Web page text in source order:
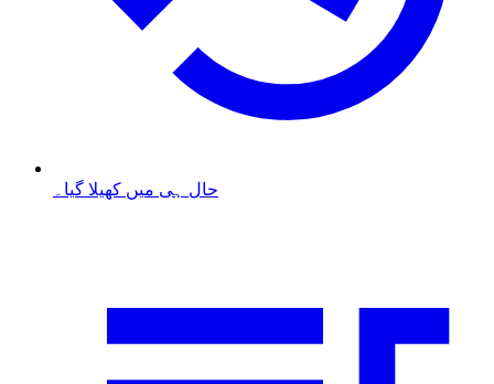
حال ہی میں کھیلا گیا۔